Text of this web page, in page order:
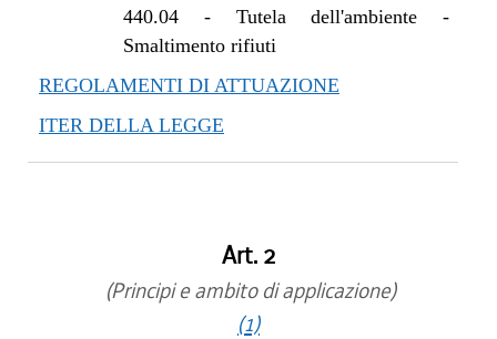
440.04- Tutela dell'ambiente -
Smaltimento rifiuti
REGOLAMENTI DI ATTUAZIONE
ITER DELLA LEGGE
Art. 2
(Principi e ambito di applicazione)
(1)